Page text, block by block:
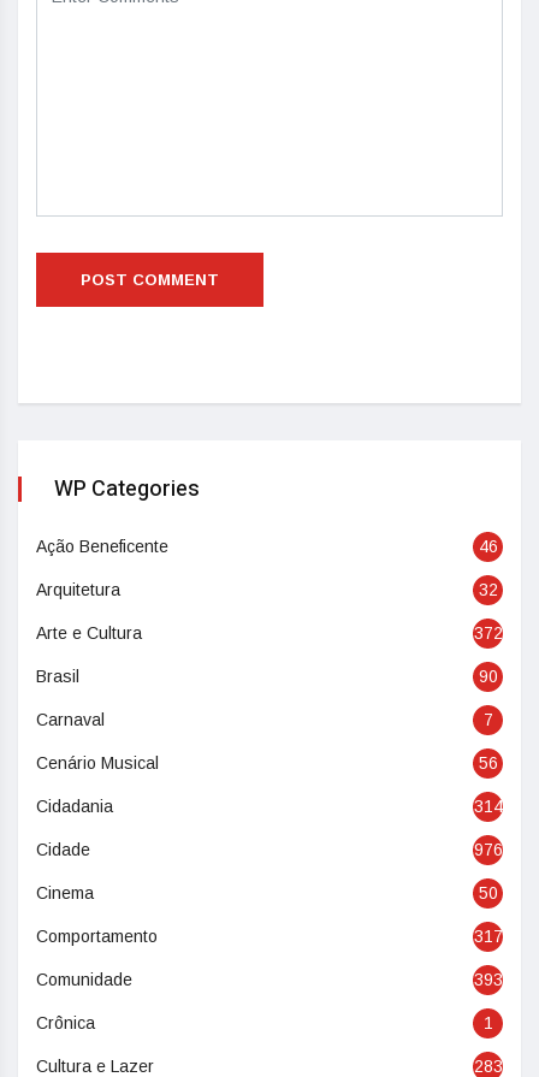
WP Categories
Ação Beneficente 46
Arquitetura 32
Arte e Cultura 372
Brasil 90
Carnaval 7
Cenário Musical 56
Cidadania 314
Cidade 976
Cinema 50
Comportamento 317
Comunidade 393
Crônica 1
Cultura e Lazer 283